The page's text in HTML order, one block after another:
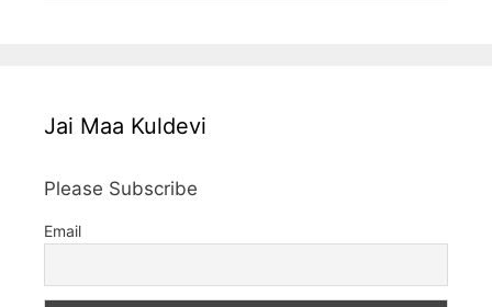
Jai Maa Kuldevi
Please Subscribe
Email